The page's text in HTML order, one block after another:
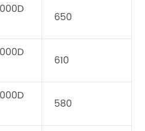
650
610
580